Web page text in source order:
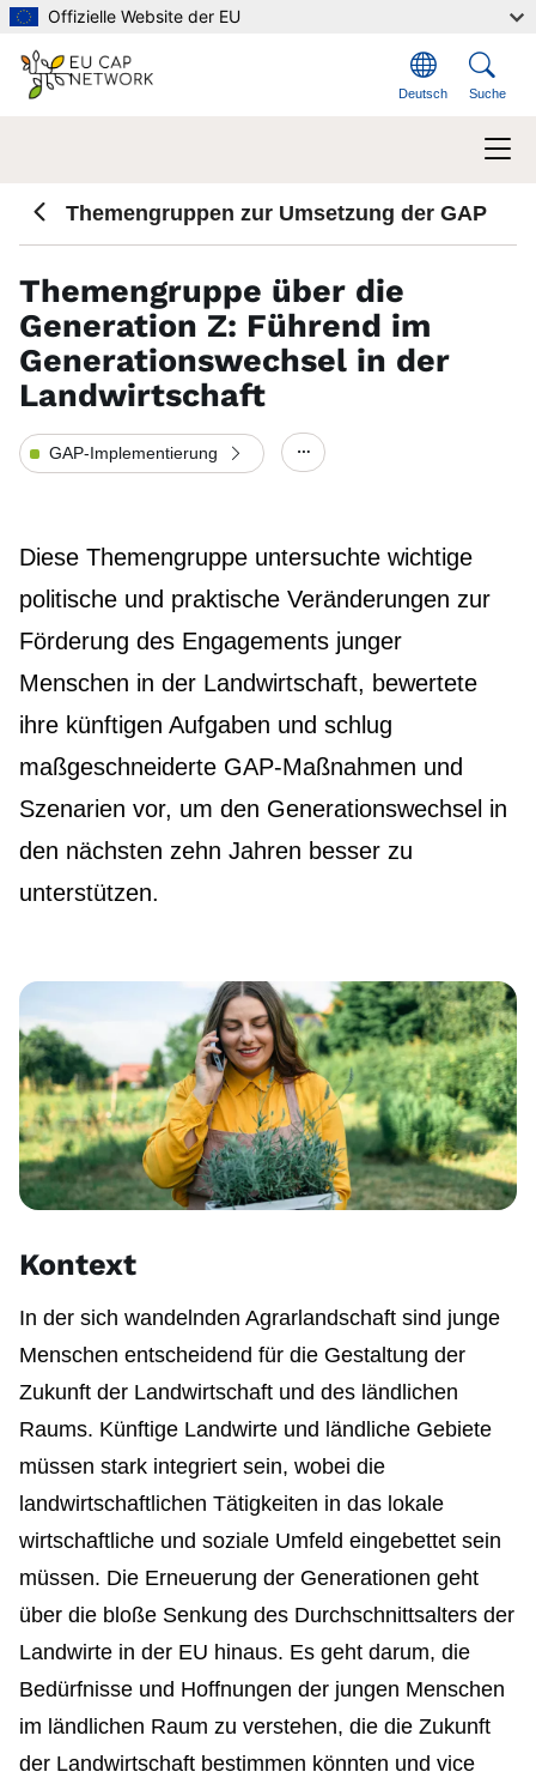
Direkt zum Inhalt
Offizielle Website der EU
Deutsch Suche
Themengruppen zur Umsetzung der GAP
Themengruppe über die
Generation Z: Führend im
Generationswechsel in der
Landwirtschaft
GAP-Implementierung
Diese Themengruppe untersuchte wichtige
politische und praktische Veränderungen zur
Förderung des Engagements junger
Menschen in der Landwirtschaft, bewertete
ihre künftigen Aufgaben und schlug
maßgeschneiderte GAP-Maßnahmen und
Szenarien vor, um den Generationswechsel in
den nächsten zehn Jahren besser zu
unterstützen.
Kontext
In der sich wandelnden Agrarlandschaft sind junge
Menschen entscheidend für die Gestaltung der
Zukunft der Landwirtschaft und des ländlichen
Raums. Künftige Landwirte und ländliche Gebiete
müssen stark integriert sein, wobei die
landwirtschaftlichen Tätigkeiten in das lokale
wirtschaftliche und soziale Umfeld eingebettet sein
müssen. Die Erneuerung der Generationen geht
über die bloße Senkung des Durchschnittsalters der
Landwirte in der EU hinaus. Es geht darum, die
Bedürfnisse und Hoffnungen der jungen Menschen
im ländlichen Raum zu verstehen, die die Zukunft
der Landwirtschaft bestimmen könnten und vice